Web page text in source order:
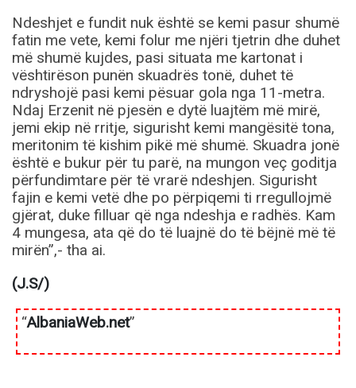
Ndeshjet e fundit nuk është se kemi pasur shumë
fatin me vete, kemi folur me njëri tjetrin dhe duhet
më shumë kujdes, pasi situata me kartonat i
vështirëson punën skuadrës tonë, duhet të
ndryshojë pasi kemi pësuar gola nga 11-metra.
Ndaj Erzenit në pjesën e dytë luajtëm më mirë,
jemi ekip në rritje, sigurisht kemi mangësitë tona,
meritonim të kishim pikë më shumë. Skuadra jonë
është e bukur për tu parë, na mungon veç goditja
përfundimtare për të vrarë ndeshjen. Sigurisht
fajin e kemi vetë dhe po përpiqemi ti rregullojmë
gjërat, duke filluar që nga ndeshja e radhës. Kam
4 mungesa, ata që do të luajnë do të bëjnë më të
mirën”,- tha ai.
(J.S/)
“AlbaniaWeb.net”